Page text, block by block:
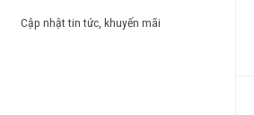
Cập nhật tin tức, khuyến mãi